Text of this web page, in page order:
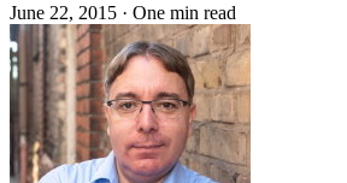
June 22, 2015 · One min read